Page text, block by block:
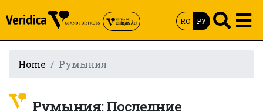
RO РУ
Home Румыния
Румыния: Последние